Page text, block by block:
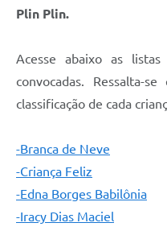
Plin Plin.
Acesse abaixo as
convocadas. Ressalta-
classificação de cada
-Branca de Neve
-Criança Feliz
-Edna Borges Babilônia
-Iracy Dias Maciel